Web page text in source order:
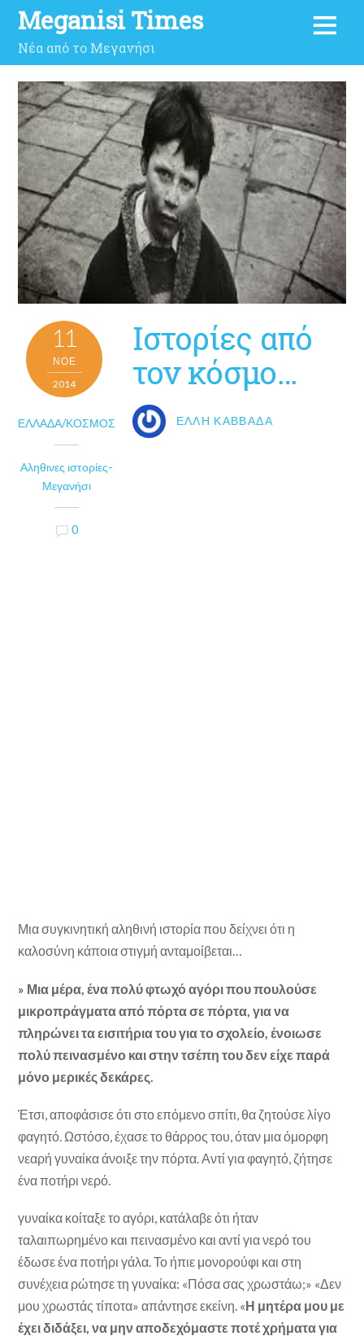
Meganisi Times
Νέα από το Μεγανήσι
11
ΝΟΈ
2014
ΕΛΛΆΔΑ/ΚΌΣΜΟΣ
Αληθινες ιστορίες-
Μεγανήσι
0
Ιστορίες από
τον κόσμο…
ΈΛΛΗ ΚΑΒΒΑΔΆ
Μια συγκινητική αληθινή ιστορία που δείχνει ότι η
καλοσύνη κάποια στιγμή ανταμοίβεται…
» Μια μέρα, ένα πολύ φτωχό αγόρι που πουλούσε
μικροπράγματα από πόρτα σε πόρτα, για να
πληρώνει τα εισιτήρια του για το σχολείο, ένοιωσε
πολύ πεινασμένο και στην τσέπη του δεν είχε παρά
μόνο μερικές δεκάρες.
Έτσι, αποφάσισε ότι στο επόμενο σπίτι, θα ζητούσε λίγο
φαγητό. Ωστόσο, έχασε το θάρρος του, όταν μια όμορφη
νεαρή γυναίκα άνοιξε την πόρτα. Αντί για φαγητό, ζήτησε
ένα ποτήρι νερό.
γυναίκα κοίταξε το αγόρι, κατάλαβε ότι ήταν
ταλαιπωρημένο και πεινασμένο και αντί για νερό του
έδωσε ένα ποτήρι γάλα. Το ήπιε μονορούφι και στη
συνέχεια ρώτησε τη γυναίκα: «Πόσα σας χρωστάω;» «Δεν
μου χρωστάς τίποτα» απάντησε εκείνη. «Η μητέρα μου με
έχει διδάξει, να μην αποδεχόμαστε ποτέ χρήματα για